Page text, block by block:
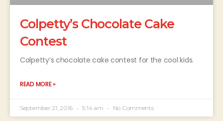
Colpetty’s Chocolate Cake
Contest
Colpetty’s chocolate cake contest for the cool kids.
READ MORE »
September 21, 2016 5:14 am No Comments